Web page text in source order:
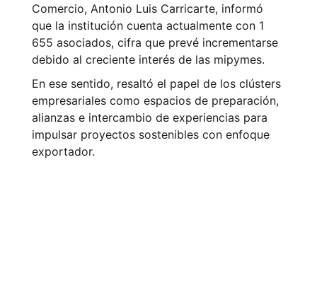
Comercio, Antonio Luis Carricarte, informó
que la institución cuenta actualmente con 1
655 asociados, cifra que prevé incrementarse
debido al creciente interés de las mipymes.
En ese sentido, resaltó el papel de los clústers
empresariales como espacios de preparación,
alianzas e intercambio de experiencias para
impulsar proyectos sostenibles con enfoque
exportador.